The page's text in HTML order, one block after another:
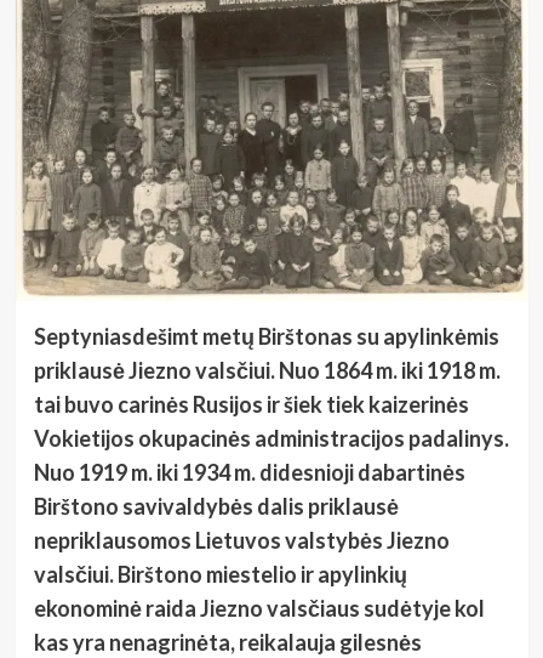
Septyniasdešimt metų Birštonas su apylinkėmis
priklausė Jiezno valsčiui. Nuo 1864 m. iki 1918 m.
tai buvo carinės Rusijos ir šiek tiek kaizerinės
Vokietijos okupacinės administracijos padalinys.
Nuo 1919 m. iki 1934 m. didesnioji dabartinės
Birštono savivaldybės dalis priklausė
nepriklausomos Lietuvos valstybės Jiezno
valsčiui. Birštono miestelio ir apylinkių
ekonominė raida Jiezno valsčiaus sudėtyje kol
kas yra nenagrinėta, reikalauja gilesnės